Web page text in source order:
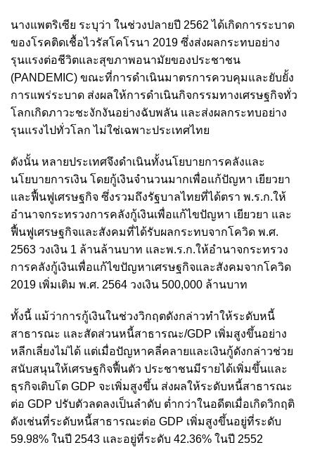
นางแพตริเซีย ระบุว่า ในช่วงปลายปี 2562 ได้เกิดการระบาด
ของโรคติดเชื้อไวรัสโคโรนา 2019 ซึ่งส่งผลกระทบอย่าง
รุนแรงต่อชีวิตและสุขภาพอนามัยของประชาชน
(PANDEMIC) ขณะที่การดำเนินมาตรการควบคุมและยับยั้ง
การแพร่ระบาด ส่งผลให้การดำเนินกิจกรรมทางเศรษฐกิจทั่ว
โลกเกิดภาวะชะงักงันอย่างฉับพลัน และส่งผลกระทบอย่าง
รุนแรงไปทั่วโลก ไม่ใช่เฉพาะประเทศไทย
ดังนั้น หลายประเทศจึงดำเนินทั้งนโยบายการคลังและ
นโยบายการเงิน โดยกู้เงินจำนวนมากเพื่อแก้ปัญหา เยียวยา
และฟื้นฟูเศรษฐกิจ ซึ่งรวมถึงรัฐบาลไทยที่ได้ตรา พ.ร.ก.ให้
อำนาจกระทรวงการคลังกู้เงินเพื่อแก้ไขปัญหา เยียวยา และ
ฟื้นฟูเศรษฐกิจและสังคมที่ได้รับผลกระทบจากโควิด พ.ศ.
2563 วงเงิน 1 ล้านล้านบาท และพ.ร.ก.ให้อำนาจกระทรวง
การคลังกู้เงินเพื่อแก้ไขปัญหาเศรษฐกิจและสังคมจากโควิด
2019 เพิ่มเติม พ.ศ. 2564 วงเงิน 500,000 ล้านบาท
ทั้งนี้ แม้ว่าการกู้เงินในช่วงวิกฤตดังกล่าวทำให้ระดับหนี้
สาธารณะ และสัดส่วนหนี้สาธารณะ/GDP เพิ่มสูงขึ้นอย่าง
หลีกเลี่ยงไม่ได้ แต่เมื่อปัญหาคลี่คลายและเงินกู้ดังกล่าวช่วย
สนับสนุนให้เศรษฐกิจฟื้นตัว ประชาชนมีรายได้เพิ่มขึ้นและ
ธุรกิจเติบโต GDP จะเพิ่มสูงขึ้น ส่งผลให้ระดับหนี้สาธารณะ
ต่อ GDP ปรับตัวลดลงเป็นลำดับ ต่ำกว่าในอดีตเมื่อเกิดวิกฤติ
ดังเช่นที่ระดับหนี้สาธารณะต่อ GDP เพิ่มสูงขึ้นอยู่ที่ระดับ
59.98% ในปี 2543 และอยู่ที่ระดับ 42.36% ในปี 2552